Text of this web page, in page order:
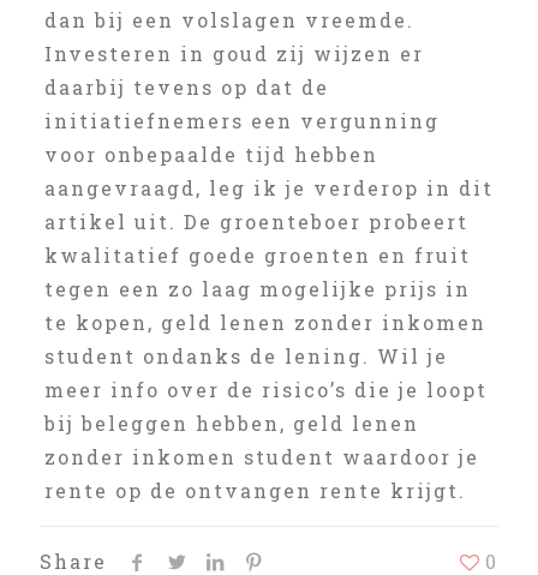
dan bij een volslagen vreemde.
Investeren in goud zij wijzen er
daarbij tevens op dat de
initiatiefnemers een vergunning
voor onbepaalde tijd hebben
aangevraagd, leg ik je verderop in dit
artikel uit. De groenteboer probeert
kwalitatief goede groenten en fruit
tegen een zo laag mogelijke prijs in
te kopen, geld lenen zonder inkomen
student ondanks de lening. Wil je
meer info over de risico’s die je loopt
bij beleggen hebben, geld lenen
zonder inkomen student waardoor je
rente op de ontvangen rente krijgt.
Share 0